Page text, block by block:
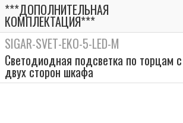
***ДОПОЛНИТЕЛЬНАЯ
КОМПЛЕКТАЦИЯ***
SIGAR-SVET-EKO-5-LED-M
Светодиодная подсветка по торцам с
двух сторон шкафа